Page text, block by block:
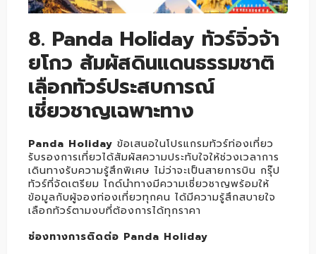
8. Panda Holiday ทัวร์จิ่วจ้า
ยโกว สัมผัสดินแดนธรรมชาติ
เลือกทัวร์ประสบการณ์
เชี่ยวชาญเฉพาะทาง
Panda Holiday ข้อเสนอในโปรแกรมทัวร์ท่องเที่ยว
รับรองการเที่ยวได้สัมผัสความประทับใจให้ช่วงเวลาการ
เดินทางรับความรู้สึกพิเศษ ไม่ว่าจะเป็นสายการบิน กรุ๊ป
ทัวร์ที่จัดเตรียม ไกด์นำทางมีความเชี่ยวชาญพร้อมให้
ข้อมูลกับผู้จองท่องเที่ยวทุกคน ได้มีความรู้สึกสบายใจ
เลือกทัวร์ตามงบที่ต้องการได้ทุกราคา
ช่องทางการติดต่อ Panda Holiday